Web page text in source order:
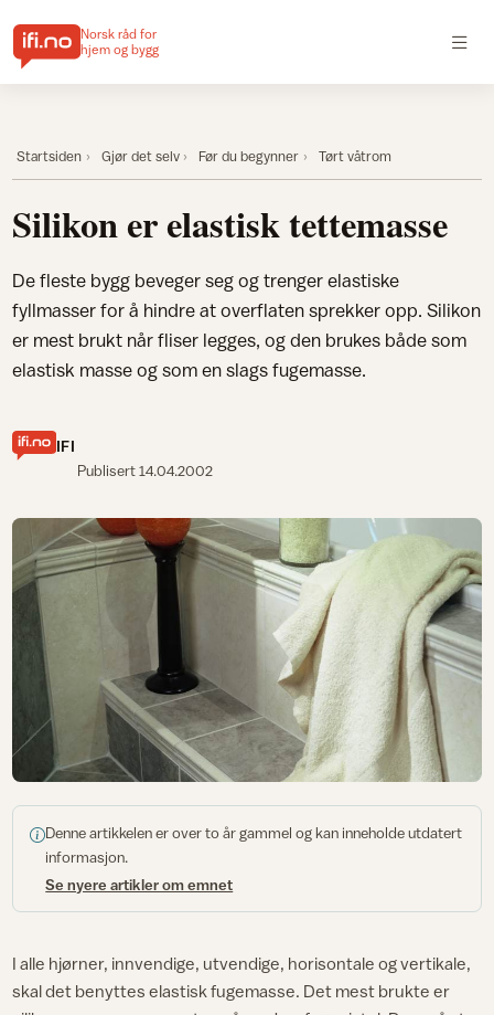
Norsk råd for
hjem og bygg
Startsiden Gjør det selv Før du begynner Tørt våtrom
Silikon er elastisk tettemasse
De fleste bygg beveger seg og trenger elastiske
fyllmasser for å hindre at overflaten sprekker opp. Silikon
er mest brukt når fliser legges, og den brukes både som
elastisk masse og som en slags fugemasse.
IFI
Publisert14.04.2002
Denne artikkelen er over to år gammel og kan inneholde utdatert
informasjon.
Se nyere artikler om emnet
I alle hjørner, innvendige, utvendige, horisontale og vertikale,
skal det benyttes elastisk fugemasse. Det mest brukte er